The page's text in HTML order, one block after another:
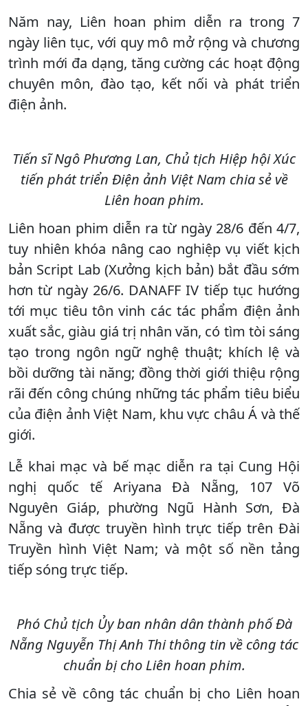
Năm nay, Liên hoan phim diễn ra trong 7
ngày liên tục, với quy mô mở rộng và chương
trình mới đa dạng, tăng cường các hoạt động
chuyên môn, đào tạo, kết nối và phát triển
điện ảnh.
Tiến sĩ Ngô Phương Lan, Chủ tịch Hiệp hội Xúc
tiến phát triển Điện ảnh Việt Nam chia sẻ về
Liên hoan phim.
Liên hoan phim diễn ra từ ngày 28/6 đến 4/7,
tuy nhiên khóa nâng cao nghiệp vụ viết kịch
bản Script Lab (Xưởng kịch bản) bắt đầu sớm
hơn từ ngày 26/6. DANAFF IV tiếp tục hướng
tới mục tiêu tôn vinh các tác phẩm điện ảnh
xuất sắc, giàu giá trị nhân văn, có tìm tòi sáng
tạo trong ngôn ngữ nghệ thuật; khích lệ và
bồi dưỡng tài năng; đồng thời giới thiệu rộng
rãi đến công chúng những tác phẩm tiêu biểu
của điện ảnh Việt Nam, khu vực châu Á và thế
giới.
Lễ khai mạc và bế mạc diễn ra tại Cung Hội
nghị quốc tế Ariyana Đà Nẵng, 107 Võ
Nguyên Giáp, phường Ngũ Hành Sơn, Đà
Nẵng và được truyền hình trực tiếp trên Đài
Truyền hình Việt Nam; và một số nền tảng
tiếp sóng trực tiếp.
Phó Chủ tịch Ủy ban nhân dân thành phố Đà
Nẵng Nguyễn Thị Anh Thi thông tin về công tác
chuẩn bị cho Liên hoan phim.
Chia sẻ về công tác chuẩn bị cho Liên hoan